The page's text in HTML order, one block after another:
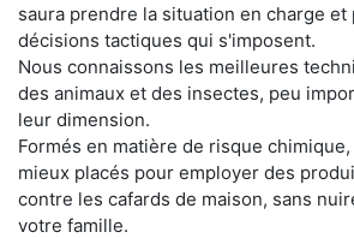
saura prendre la situation en charge
décisions tactiques qui s'imposent.
Nous connaissons les meilleures
des animaux et des insectes, peu
leur dimension.
Formés en matière de risque
mieux placés pour employer des
contre les cafards de maison, sans
votre famille.